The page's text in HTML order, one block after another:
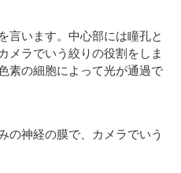
言います。中心部には瞳孔と
メラでいう絞りの役割をしま
素の細胞によって光が通過で
の神経の膜で、カメラでいう